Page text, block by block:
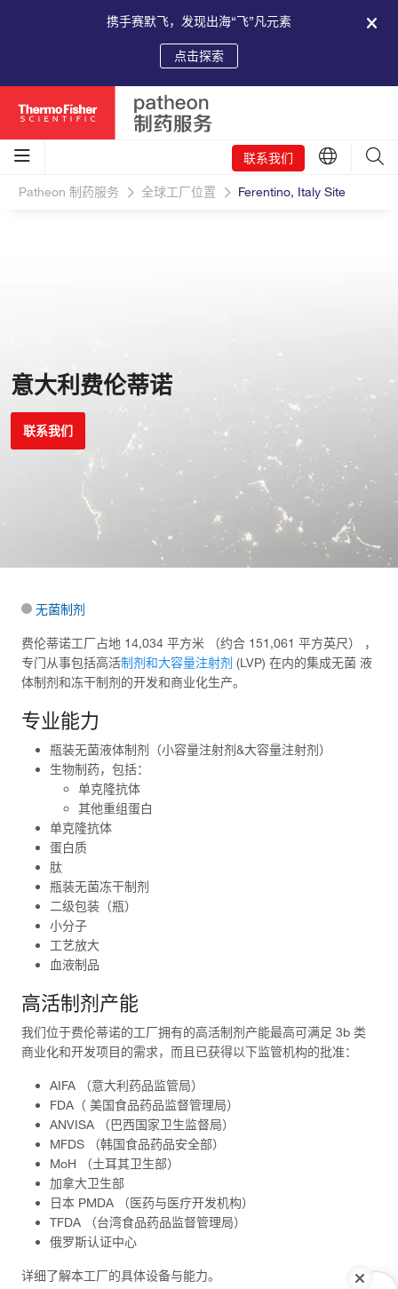
携手赛默飞，发现出海“飞”凡元素
点击探索
联系我们
Patheon 制药服务 全球工厂位置 Ferentino, Italy Site
意大利费伦蒂诺
联系我们
无菌制剂
费伦蒂诺工厂占地 14,034 平方米 （约合 151,061 平方英尺） ，
专门从事包括高活制剂和大容量注射剂 (LVP) 在内的集成无菌 液
体制剂和冻干制剂的开发和商业化生产。
专业能力
瓶装无菌液体制剂（小容量注射剂&大容量注射剂）
生物制药，包括：
单克隆抗体
其他重组蛋白
单克隆抗体
蛋白质
肽
瓶装无菌冻干制剂
二级包装（瓶）
小分子
工艺放大
血液制品
高活制剂产能
我们位于费伦蒂诺的工厂拥有的高活制剂产能最高可满足 3b 类
商业化和开发项目的需求，而且已获得以下监管机构的批准：
AIFA （意大利药品监管局）
FDA（ 美国食品药品监督管理局）
ANVISA （巴西国家卫生监督局）
MFDS （韩国食品药品安全部）
MoH （土耳其卫生部）
加拿大卫生部
日本 PMDA （医药与医疗开发机构）
TFDA （台湾食品药品监督管理局）
俄罗斯认证中心
详细了解本工厂的具体设备与能力。